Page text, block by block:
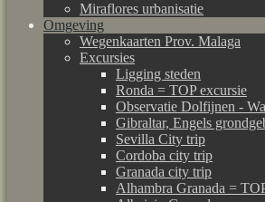
Miraflores urbanisatie
Omgeving
Wegenkaarten Prov. Malaga
Excursies
Ligging steden
Ronda = TOP excursie
Observatie Dolfijnen -
Gibraltar, Engels
Sevilla City trip
Cordoba city trip
Granada city trip
Alhambra Granada =